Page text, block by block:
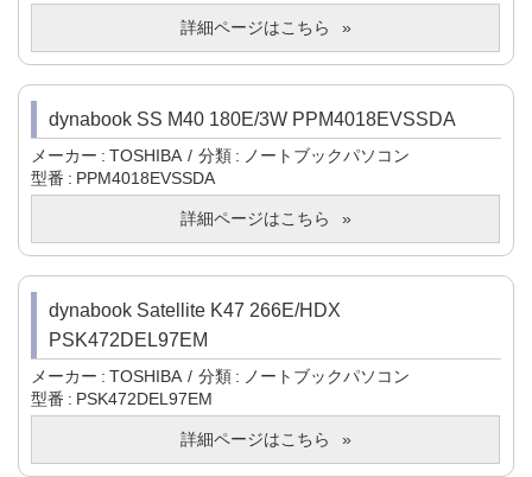
詳細ページはこちら
dynabook SS M40 180E/3W PPM4018EVSSDA
メーカー TOSHIBA 分類
ノートブックパソコン
型番
PPM4018EVSSDA
詳細ページはこちら
dynabook Satellite K47 266E/HDX
PSK472DEL97EM
メーカー TOSHIBA 分類
ノートブックパソコン
型番
PSK472DEL97EM
詳細ページはこちら